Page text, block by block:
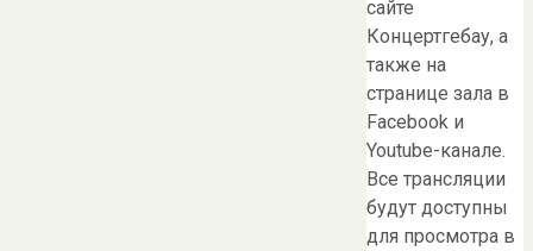
сайте
Концертгебау, а
также на
странице зала в
Facebook и
Youtube-канале.
Все трансляции
будут доступны
для просмотра в